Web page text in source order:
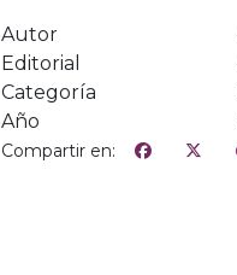
Autor
Editorial
Categoría
Año
Compartir en: